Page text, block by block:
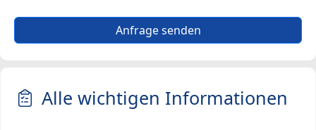
Anfrage senden
Alle wichtigen Informationen